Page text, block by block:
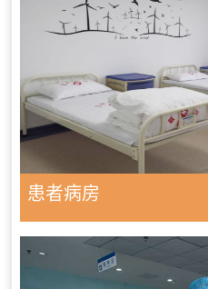
患者病房